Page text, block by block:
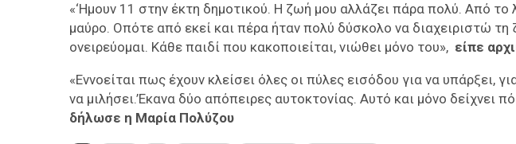
«‘Ημουν 11 στην έκτη δημοτικού. Η ζωή μου αλλάζει πάρα πολύ. Από το
μαύρο. Οπότε από εκεί και πέρα ήταν πολύ δύσκολο να διαχειριστώ
ονειρεύομαι. Κάθε παιδί που κακοποιείται, νιώθει μόνο του», είπε
«Εννοείται πως έχουν κλείσει όλες οι πύλες εισόδου για να υπάρξει,
να μιλήσει.’Εκανα δύο απόπειρες αυτοκτονίας. Αυτό και μόνο δείχνει
δήλωσε η Μαρία Πολύζου